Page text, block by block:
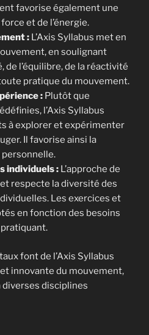
favorise également une
et de l’énergie.
: L’Axis Syllabus met en
en soulignant
de l’équilibre, de la réactivité
pratique du mouvement.
: Plutôt que
l’Axis Syllabus
à explorer et expérimenter
Il favorise ainsi la
individuels : L’approche de
respecte la diversité des
Les exercices et
en fonction des besoins
font de l’Axis Syllabus
innovante du mouvement,
disciplines